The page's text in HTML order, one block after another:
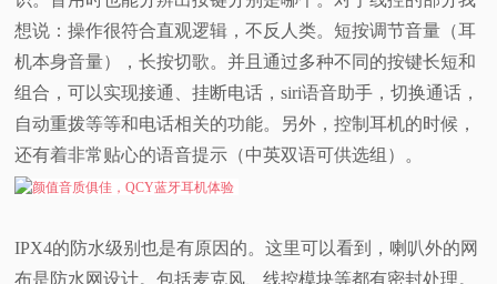
想说：操作很符合直观逻辑，不反人类。短按调节音量（耳
机本身音量），长按切歌。并且通过多种不同的按键长短和
组合，可以实现接通、挂断电话，siri语音助手，切换通话，
自动重拨等等和电话相关的功能。另外，控制耳机的时候，
还有着非常贴心的语音提示（中英双语可供选组）。
IPX4的防水级别也是有原因的。这里可以看到，喇叭外的网
布是防水网设计。包括麦克风、线控模块等都有密封处理。